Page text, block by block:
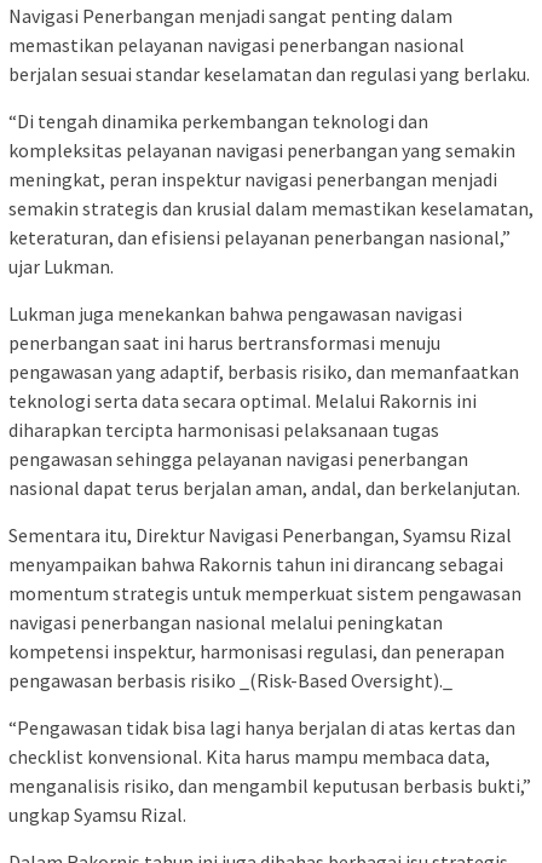
Navigasi Penerbangan menjadi sangat penting dalam
memastikan pelayanan navigasi penerbangan nasional
berjalan sesuai standar keselamatan dan regulasi yang berlaku.
“Di tengah dinamika perkembangan teknologi dan
kompleksitas pelayanan navigasi penerbangan yang semakin
meningkat, peran inspektur navigasi penerbangan menjadi
semakin strategis dan krusial dalam memastikan keselamatan,
keteraturan, dan efisiensi pelayanan penerbangan nasional,”
ujar Lukman.
Lukman juga menekankan bahwa pengawasan navigasi
penerbangan saat ini harus bertransformasi menuju
pengawasan yang adaptif, berbasis risiko, dan memanfaatkan
teknologi serta data secara optimal. Melalui Rakornis ini
diharapkan tercipta harmonisasi pelaksanaan tugas
pengawasan sehingga pelayanan navigasi penerbangan
nasional dapat terus berjalan aman, andal, dan berkelanjutan.
Sementara itu, Direktur Navigasi Penerbangan, Syamsu Rizal
menyampaikan bahwa Rakornis tahun ini dirancang sebagai
momentum strategis untuk memperkuat sistem pengawasan
navigasi penerbangan nasional melalui peningkatan
kompetensi inspektur, harmonisasi regulasi, dan penerapan
pengawasan berbasis risiko _(Risk-Based Oversight)._
“Pengawasan tidak bisa lagi hanya berjalan di atas kertas dan
checklist konvensional. Kita harus mampu membaca data,
menganalisis risiko, dan mengambil keputusan berbasis bukti,”
ungkap Syamsu Rizal.